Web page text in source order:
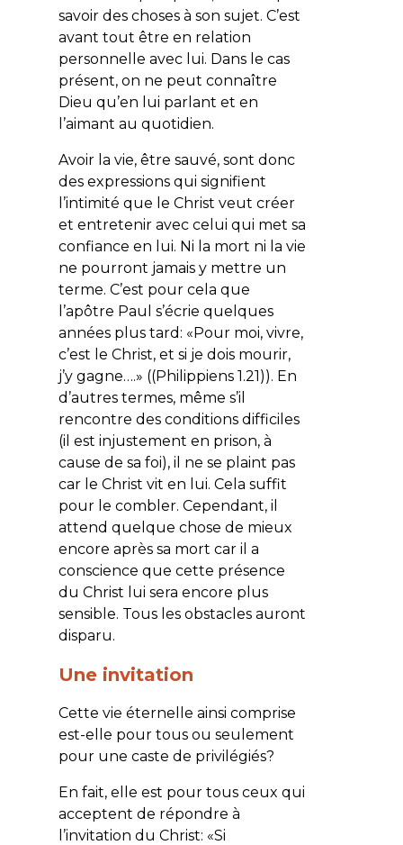
savoir des choses à son sujet. C’est
avant tout être en relation
personnelle avec lui. Dans le cas
présent, on ne peut connaître
Dieu qu’en lui parlant et en
l’aimant au quotidien.
Avoir la vie, être sauvé, sont donc
des expressions qui signifient
l’intimité que le Christ veut créer
et entretenir avec celui qui met sa
confiance en lui. Ni la mort ni la vie
ne pourront jamais y mettre un
terme. C’est pour cela que
l’apôtre Paul s’écrie quelques
années plus tard: «Pour moi, vivre,
c’est le Christ, et si je dois mourir,
j’y gagne….» ((Philippiens 1.21)). En
d’autres termes, même s’il
rencontre des conditions difficiles
(il est injustement en prison, à
cause de sa foi), il ne se plaint pas
car le Christ vit en lui. Cela suffit
pour le combler. Cependant, il
attend quelque chose de mieux
encore après sa mort car il a
conscience que cette présence
du Christ lui sera encore plus
sensible. Tous les obstacles auront
disparu.
Une invitation
Cette vie éternelle ainsi comprise
est-elle pour tous ou seulement
pour une caste de privilégiés?
En fait, elle est pour tous ceux qui
acceptent de répondre à
l’invitation du Christ: «Si